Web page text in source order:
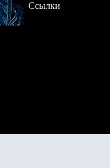
Ссылки